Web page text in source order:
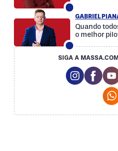
GABRIEL
Quando
o melhor
SIGA A